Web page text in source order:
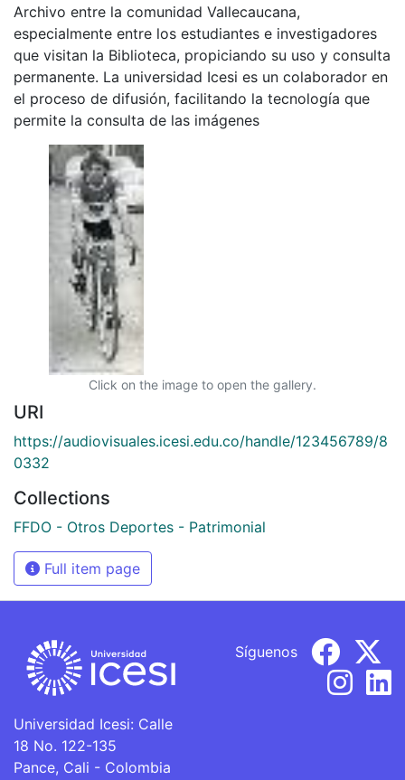
Archivo entre la comunidad Vallecaucana,
especialmente entre los estudiantes e investigadores
que visitan la Biblioteca, propiciando su uso y consulta
permanente. La universidad Icesi es un colaborador en
el proceso de difusión, facilitando la tecnología que
permite la consulta de las imágenes
Click on the image to open the gallery.
URI
https://audiovisuales.icesi.edu.co/handle/123456789/8
0332
Collections
FFDO - Otros Deportes - Patrimonial
Full item page
Universidad Icesi: Calle
18 No. 122-135
Pance, Cali - Colombia
Síguenos